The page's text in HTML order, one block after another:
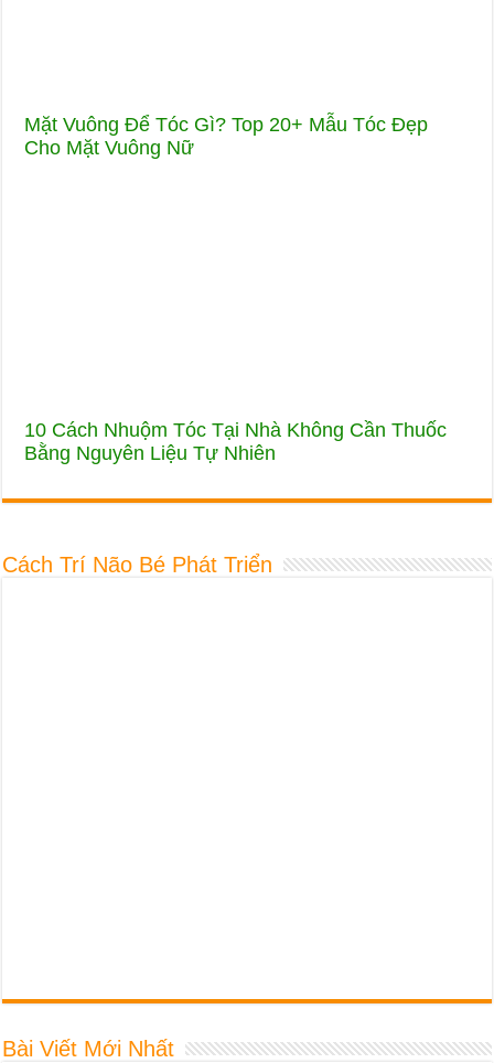
Mặt Vuông Để Tóc Gì? Top 20+ Mẫu Tóc Đẹp
Cho Mặt Vuông Nữ
10 Cách Nhuộm Tóc Tại Nhà Không Cần Thuốc
Bằng Nguyên Liệu Tự Nhiên
Cách Trí Não Bé Phát Triển
Bài Viết Mới Nhất